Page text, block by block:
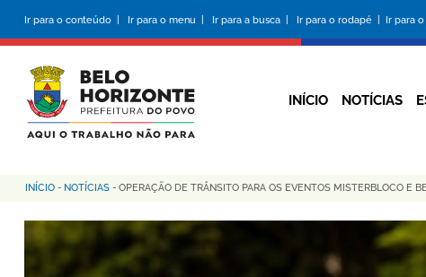
conteúdo
principal
Ir para o conteúdo | Ir para o menu | Ir para a busca | Ir para o rodapé | Ir para
INÍCIO NOTÍCIAS
Trilha
de
navegação
INÍCIO - NOTÍCIAS - OPERAÇÃO DE TRÂNSITO PARA OS EVENTOS MISTERBLOCO E